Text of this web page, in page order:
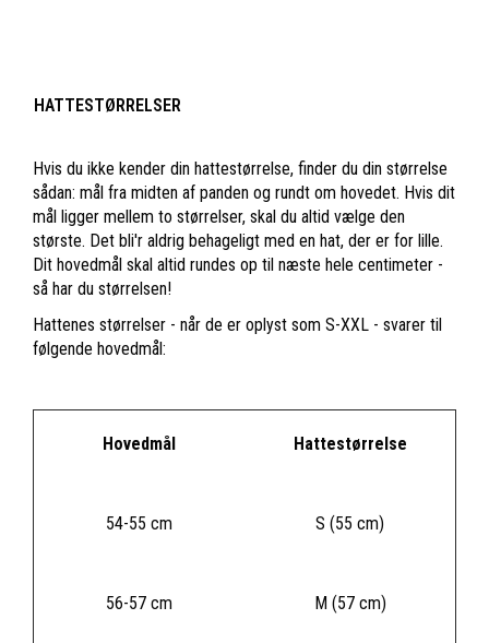
HATTESTØRRELSER
Hvis du ikke kender din hattestørrelse, finder du din størrelse
sådan: mål fra midten af panden og rundt om hovedet. Hvis dit
mål ligger mellem to størrelser, skal du altid vælge den
største. Det bli'r aldrig behageligt med en hat, der er for lille.
Dit hovedmål skal altid rundes op til næste hele centimeter -
så har du størrelsen!
Hattenes størrelser - når de er oplyst som S-XXL - svarer til
følgende hovedmål:
Hovedmål Hattestørrelse
54-55 cm S (55 cm)
56-57 cm M (57 cm)